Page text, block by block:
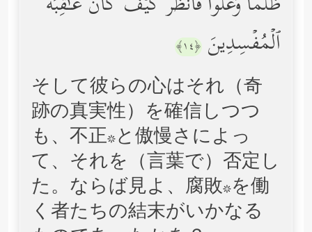
ٱلۡمُفۡسِدِینَ ﴿١٤﴾
そして彼らの心はそれ（奇
跡の真実性）を確信しつつ
も、不正*と傲慢さによっ
て、それを（言葉で）否定し
た。ならば見よ、腐敗*を働
く者たちの結末がいかなる